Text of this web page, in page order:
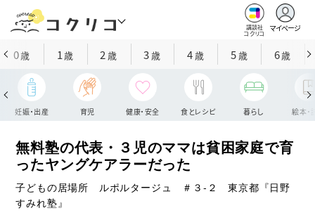
講談社
コクリコ
マイページ
0歳 1歳 2 歳 3歳 4歳 5歳 6歳
妊娠・出産 育児 健康・安全 食とレシピ 暮らし 絵本・
無料塾の代表・３児のママは貧困家庭で育
ったヤングケアラーだった
子どもの居場所 ルポルタージュ ＃３‐２ 東京都『日野
すみれ塾』